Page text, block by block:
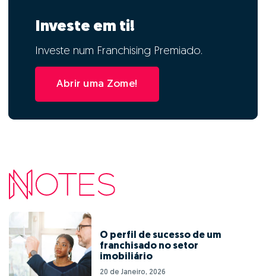
Investe em ti!
Investe num Franchising Premiado.
Abrir uma Zome!
O perfil de sucesso de um
franchisado no setor
imobiliário
20 de Janeiro, 2026